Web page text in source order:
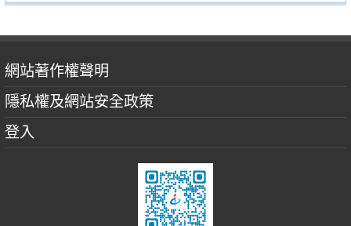
網站著作權聲明
隱私權及網站安全政策
登入